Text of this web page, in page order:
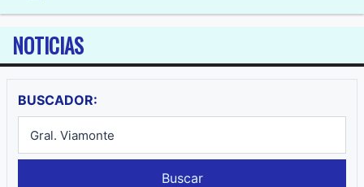
NOTICIAS
BUSCADOR:
Buscar